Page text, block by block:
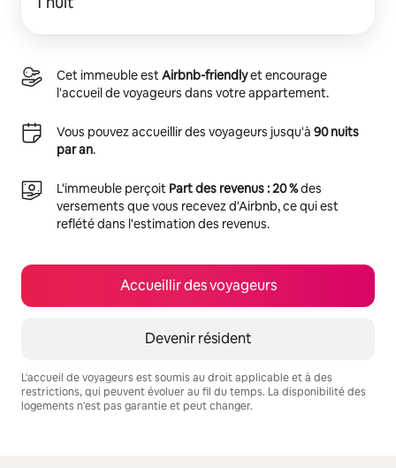
Cet immeuble estAirbnb-friendlyet encourage
l'accueil de voyageurs dans votre appartement.
Vous pouvez accueillir des voyageurs jusqu'à 90 nuits
par an.
L'immeuble perçoit Part des revenus : 20 %des
versements que vous recevez d'Airbnb, ce qui est
reflété dans l'estimation des revenus.
Accueillir des voyageurs
Devenir résident
L'accueil de voyageurs est soumis au droit applicable et à des
restrictions, qui peuvent évoluer au fil du temps. La disponibilité des
logements n'est pas garantie et peut changer.